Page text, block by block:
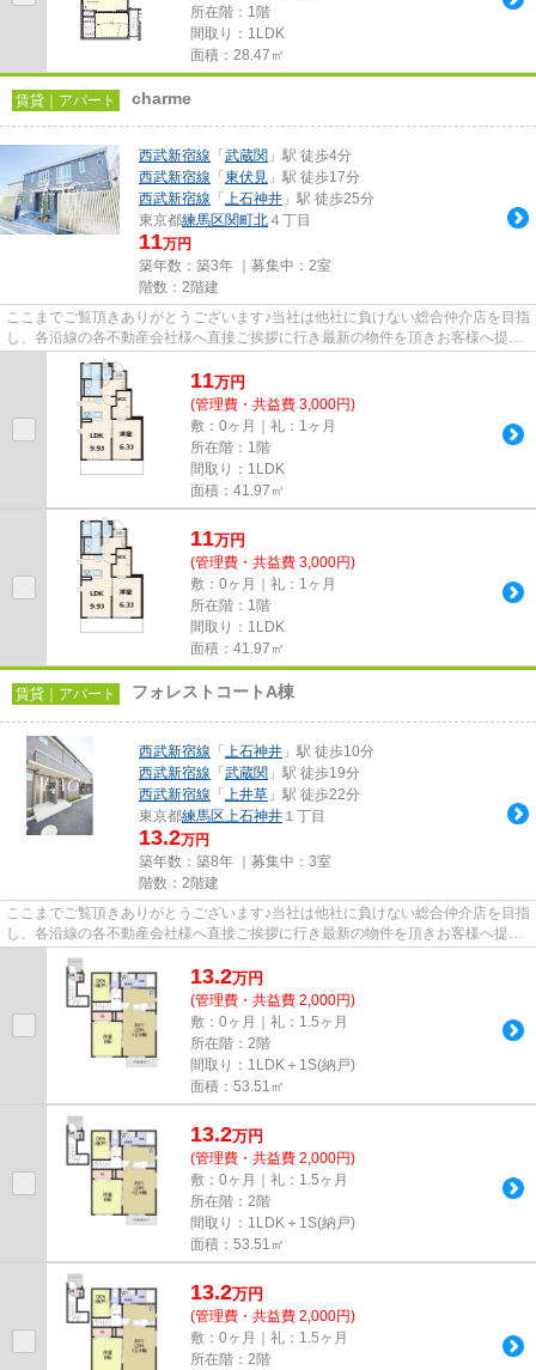
所在階：1階
間取り：1LDK
面積：28.47㎡
賃貸｜アパート charme
西武新宿線 「 武蔵関 」駅 徒歩4分
西武新宿線 「 東伏見 」駅 徒歩17分
西武新宿線 「 上石神井 」駅 徒歩25分
東京都練馬区関町北 ４丁目
11万円
築年数：築3年 ｜募集中： 2室
階数：2階建
ここまでご覧頂きありがとうございます♪当社は他社に負けない総合仲介店を目指
し、各沿線の各不動産会社様へ直接ご挨拶に行き最新の物件を頂きお客様へ提供
しております！最新の情報は...
11万円
(管理費・共益費 3,000円)
敷：0ヶ月｜礼：1ヶ月
所在階：1階
間取り：1LDK
面積：41.97㎡
11万円
(管理費・共益費 3,000円)
敷：0ヶ月｜礼：1ヶ月
所在階：1階
間取り：1LDK
面積：41.97㎡
賃貸｜アパート フォレストコートA棟
西武新宿線 「 上石神井 」駅 徒歩10分
西武新宿線 「 武蔵関 」駅 徒歩19分
西武新宿線 「 上井草 」駅 徒歩22分
東京都練馬区上石神井 １丁目
13.2万円
築年数：築8年 ｜募集中： 3室
階数：2階建
ここまでご覧頂きありがとうございます♪当社は他社に負けない総合仲介店を目指
し、各沿線の各不動産会社様へ直接ご挨拶に行き最新の物件を頂きお客様へ提供
13.2万円
(管理費・共益費 2,000円)
敷：0ヶ月｜礼：1.5ヶ月
所在階：2階
間取り：1LDK＋1S(納戸)
面積：53.51㎡
13.2万円
(管理費・共益費 2,000円)
敷：0ヶ月｜礼：1.5ヶ月
所在階：2階
間取り：1LDK＋1S(納戸)
面積：53.51㎡
13.2万円
(管理費・共益費 2,000円)
敷：0ヶ月｜礼：1.5ヶ月
所在階：2階